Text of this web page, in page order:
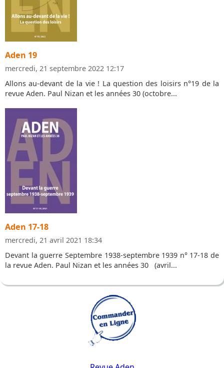
Aden 19
mercredi, 21 septembre 2022 12:17
Allons au-devant de la vie ! La question des loisirs n°19 de la
revue Aden. Paul Nizan et les années 30 (octobre...
Aden 17-18
mercredi, 21 avril 2021 18:34
Devant la guerre Septembre 1938-septembre 1939 n° 17-18 de
la revue Aden. Paul Nizan et les années 30 (avril...